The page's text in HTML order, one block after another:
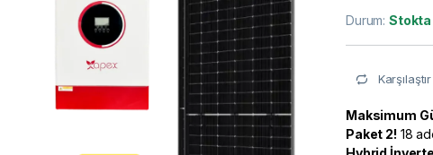
Durum:Stokta
Karşılaştır
Maksimum
Paket 2! 18